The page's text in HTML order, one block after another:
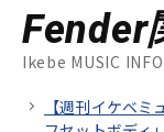
Fender
Ikebe MUSIC
【週刊イケベ